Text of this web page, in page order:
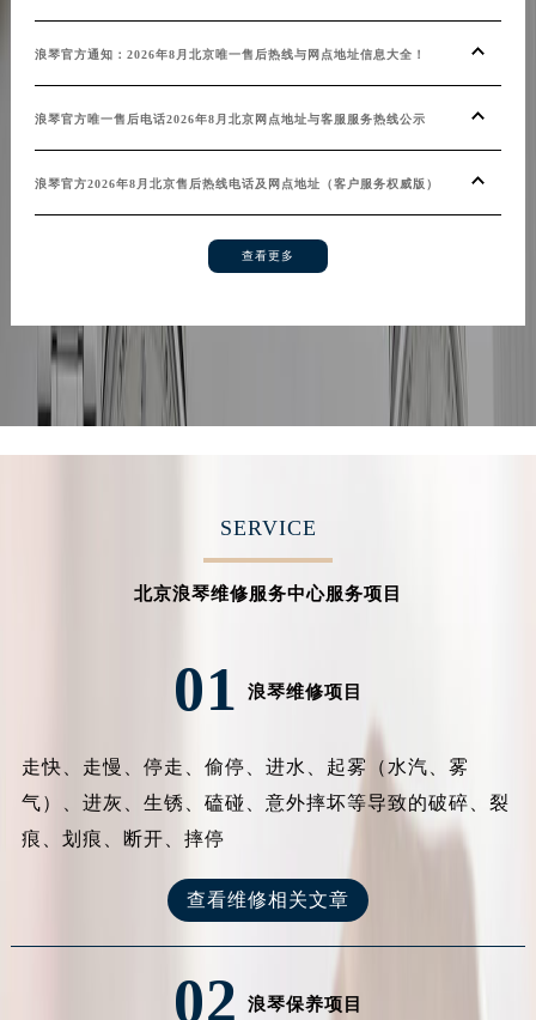
浪琴官方通知：2026年8月北京唯一售后热线与网点地址信息大全！
浪琴官方唯一售后电话2026年8月北京网点地址与客服服务热线公示
浪琴官方2026年8月北京售后热线电话及网点地址（客户服务权威版）
查看更多
SERVICE
北京浪琴维修服务中心服务项目
01 浪琴维修项目
走快、走慢、停走、偷停、进水、起雾（水汽、雾
气）、进灰、生锈、磕碰、意外摔坏等导致的破碎、裂
痕、划痕、断开、摔停
查看维修相关文章
02 浪琴保养项目